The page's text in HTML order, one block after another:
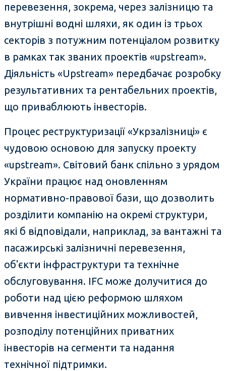
перевезення, зокрема, через залізницю та
внутрішні водні шляхи, як один із трьох
секторів з потужним потенціалом розвитку
в рамках так званих проектів «upstream».
Діяльність «Upstream» передбачає розробку
результативних та рентабельних проектів,
що приваблюють інвесторів.
Процес реструктуризації «Укрзалізниці» є
чудовою основою для запуску проекту
«upstream». Світовий банк спільно з урядом
України працює над оновленням
нормативно-правової бази, що дозволить
розділити компанію на окремі структури,
які б відповідали, наприклад, за вантажні та
пасажирські залізничні перевезення,
об'єкти інфраструктури та технічне
обслуговування. IFC може долучитися до
роботи над цією реформою шляхом
вивчення інвестиційних можливостей,
розподілу потенційних приватних
інвесторів на сегменти та надання
технічної підтримки.